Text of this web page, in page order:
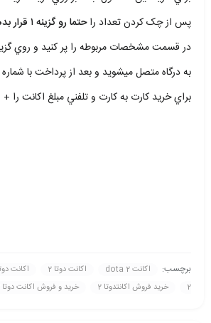
پس از چک کردن تعداد راحتما رو گزينه ۱ قرار بدهيد
در قسمت مشخصات مربوطه را پر کنيد و روي
به درگاه متصل ميشويد و بعد از پرداخت با
براي خريد کارت به کارت و تلفني مبلغ اکانت را + ۱۰ درصد به شماره کارت زير بريزيد و با شمار زير تماس حاصل فرماييد
برچسب: اکانت dota 2 اکانت دوتا 2 اکانت دوتا 2
2
خريد فروش اکانتدوتا 2 خريد و فروش اکانت دوتا 2